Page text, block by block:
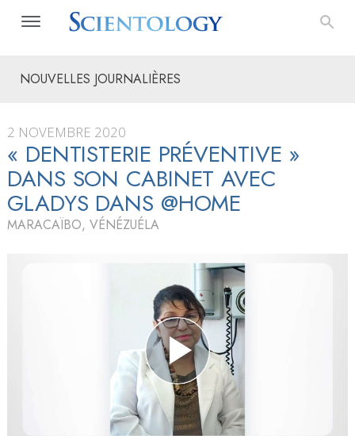
NOUVELLES JOURNALIÈRES
2 NOVEMBRE 2020
« DENTISTERIE PRÉVENTIVE »
DANS SON CABINET AVEC
GLADYS DANS @HOME
MARACAÏBO, VÉNÉZUÉLA